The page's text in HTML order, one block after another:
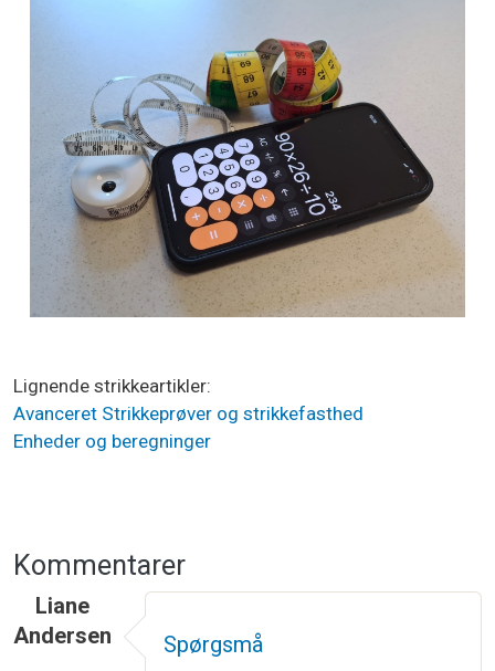
Lignende strikkeartikler
Avanceret Strikkeprøver og strikkefasthed
Enheder og beregninger
Kommentarer
Liane
Andersen
Spørgsmå